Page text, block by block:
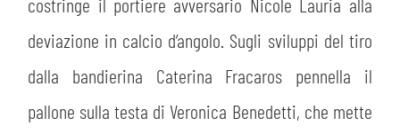
deviazione in calcio d’angolo. Sugli sviluppi del tiro
dalla bandierina Caterina Fracaros pennella il
pallone sulla testa di Veronica Benedetti, che mette